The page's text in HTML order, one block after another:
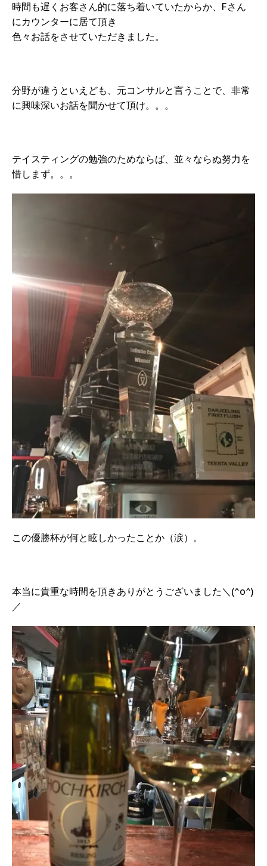
時間も遅くお客さん的に落ち着いていたからか、Fさん
にカウンターに居て頂き
色々お話をさせていただきました。
分野が違うといえども、元コンサルと言うことで、非常
に興味深いお話を聞かせて頂け。。。
テイスティングの勉強のためならば、並々ならぬ努力を
惜しまず。。。
この優勝杯が何と眩しかったことか（涙）。
本当に貴重な時間を頂きありがとうございました＼(^o^)
／